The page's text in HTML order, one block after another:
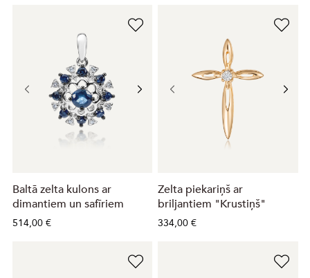
Baltā zelta kulons ar
dimantiem un safīriem
514,00 €
Zelta piekariņš ar
briljantiem "Krustiņš"
334,00 €